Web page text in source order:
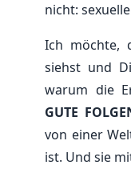
nicht:
Ich möchte,
siehst und
warum die
GUTE
von einer
ist. Und sie